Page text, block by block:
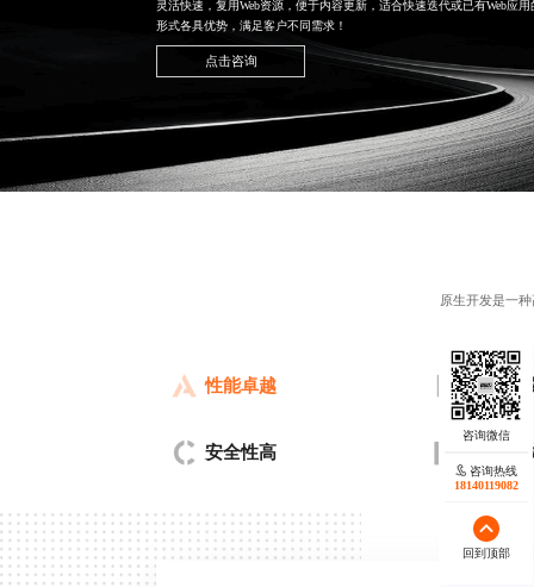
灵活快速，复用Web资源，便于内容更新，适合快速迭代或已有Web应
形式各具优势，满足客户不同需求！
点击咨询
原生开发是一
性能卓越 深度集
安全性高 风格一
咨询热线
18140119082
回到顶部